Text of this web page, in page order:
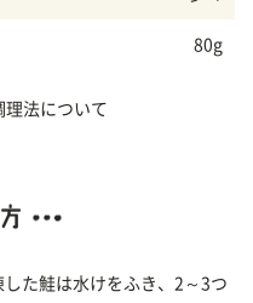
80g
理法について
た鮭は水けをふき、2～3つ